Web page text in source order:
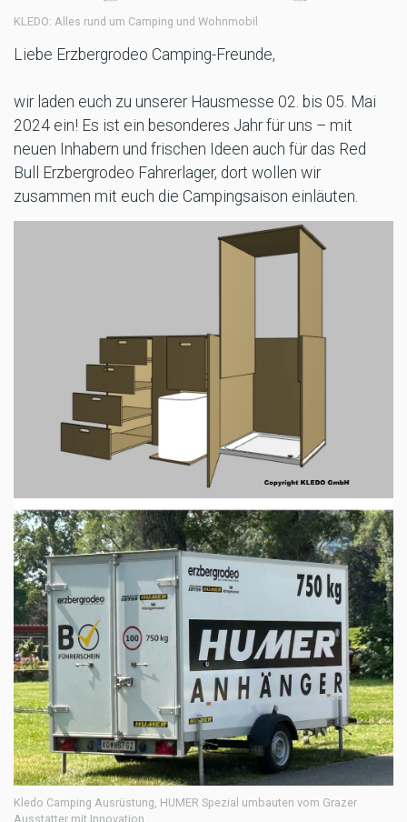
KLEDO: Alles rund um Camping und Wohnmobil
Liebe Erzbergrodeo Camping-Freunde,
wir laden euch zu unserer Hausmesse 02. bis 05. Mai
2024 ein! Es ist ein besonderes Jahr für uns – mit
neuen Inhabern und frischen Ideen auch für das Red
Bull Erzbergrodeo Fahrerlager, dort wollen wir
zusammen mit euch die Campingsaison einläuten.
Kledo Camping Ausrüstung, HUMER Spezial umbauten vom Grazer
Ausstatter mit Innovation